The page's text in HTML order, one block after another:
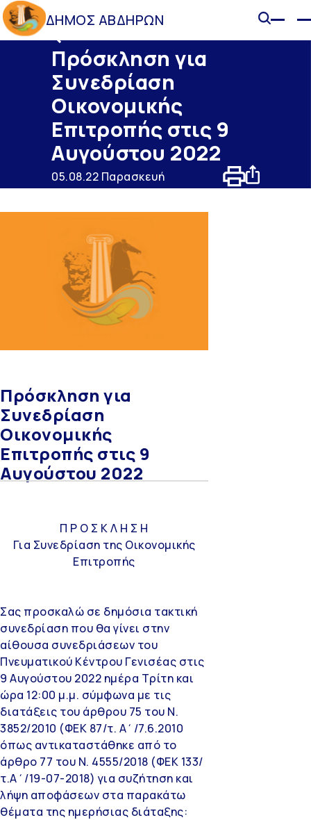
ΔΗΜΟΣ ΑΒΔΗΡΩΝ
Πρόσκληση για
Συνεδρίαση
Οικονομικής
Επιτροπής στις 9
Αυγούστου 2022
05.08.22 Παρασκευή
Πρόσκληση για
Συνεδρίαση
Οικονομικής
Επιτροπής στις 9
Αυγούστου 2022
Π Ρ Ο Σ Κ Λ Η Σ Η
Για Συνεδρίαση της Οικονομικής
Επιτροπής
Σας προσκαλώ σε δημόσια τακτική
συνεδρίαση που θα γίνει στην
αίθουσα συνεδριάσεων του
Πνευματικού Κέντρου Γενισέας στις
9 Αυγούστου 2022 ημέρα Τρίτη και
ώρα 12:00 μ.μ. σύμφωνα με τις
διατάξεις του άρθρου 75 του Ν.
3852/2010 (ΦΕΚ 87/τ. Α΄/7.6.2010
όπως αντικαταστάθηκε από το
άρθρο 77 του Ν. 4555/2018 (ΦΕΚ 133/
τ.Α΄/19-07-2018) για συζήτηση και
λήψη αποφάσεων στα παρακάτω
θέματα της ημερήσιας διάταξης: